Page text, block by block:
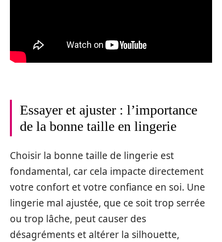
Essayer et ajuster : l’importance
de la bonne taille en lingerie
Choisir la bonne taille de lingerie est
fondamental, car cela impacte directement
votre confort et votre confiance en soi. Une
lingerie mal ajustée, que ce soit trop serrée
ou trop lâche, peut causer des
désagréments et altérer la silhouette,